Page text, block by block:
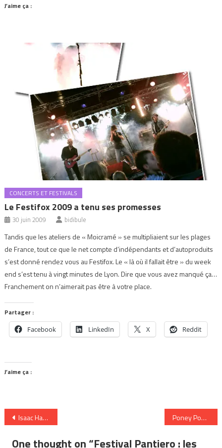
J’aime ça :
CONCERTS ET FESTIVALS
Le Festifox 2009 a tenu ses promesses
30 juin 2009 bidibule
Tandis que les ateliers de « Moicramé » se multipliaient sur les plages
de France, tout ce que le net compte d’indépendants et d’autoproduits
s’est donné rendez vous au Festifox. Le « là où il fallait être » du week
end s’est tenu à vingt minutes de Lyon. Dire que vous avez manqué ça…
Franchement on n’aimerait pas être à votre place.
Partager :
Facebook LinkedIn X Reddit
J’aime ça :
Navigation
de
Isaac Hayes nous a quitté Poney Poney à Cannes : « On essaie plus de faire de la musique 90’s que de la musique 2008 »
One thought on “Festival Pantiero : les